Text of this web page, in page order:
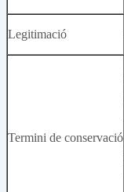
Legitimació
Termini de conservació